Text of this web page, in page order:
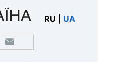
RU UA